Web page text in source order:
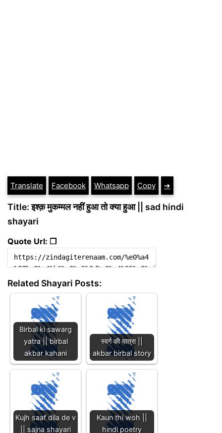
Translate Facebook Whatsapp Copy ➔
Title: इश्क़ मुकम्मल नहीं हुआ तो क्या हुआ || sad hindi
shayari
Quote Url: ❐
Related Shayari Posts:
Birbal ki sawarg
yatra || birbal
akbar kahani
स्वर्ग की यात्रा ||
akbar birbal story
Kujh saaf dila de v
|| sajna shayari
Kaun thi woh ||
hindi poetry